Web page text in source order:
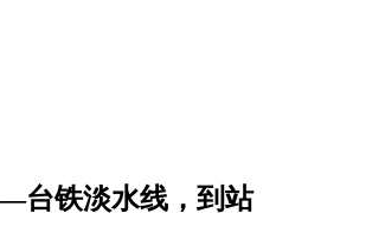
台铁淡水线，到站